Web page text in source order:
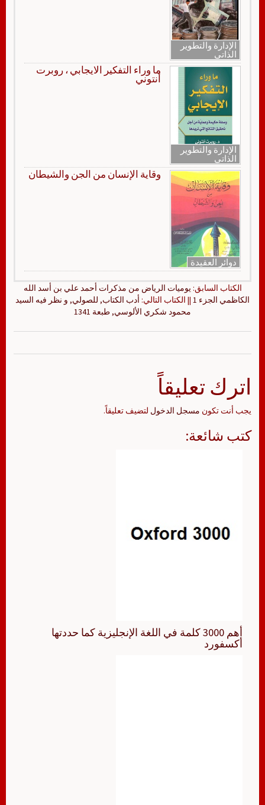
الإدارة والتطوير
الذاتي
الإدارة والتطوير
الذاتي
ما وراء التفكير الايجابي ، روبرت
أنتوني
دوائر العقيدة
وقاية الإنسان من الجن والشيطان
الكتاب السابق: يوميات الرياض من مذكرات أحمد علي بن أسد الله
الكاظمي الجزء 1
|| الكتاب التالي: أدب الكتاب, للصولي, و نظر فيه السيد
محمود شكري الألوسي, طبعة 1341
اترك تعليقاً
يجب أنت تكون مسجل الدخول لتضيف تعليقاً.
كتب شائعة:
أهم 3000 كلمة في اللغة الإنجليزية كما حددتها
أكسفورد